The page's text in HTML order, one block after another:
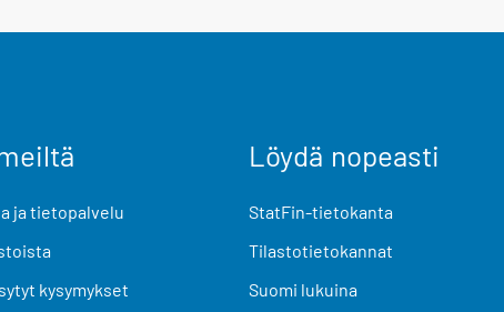
ja tietopalvelu
kysymykset
Löydä nopeasti
StatFin-tietokanta
Tilastotietokannat
Suomi lukuina